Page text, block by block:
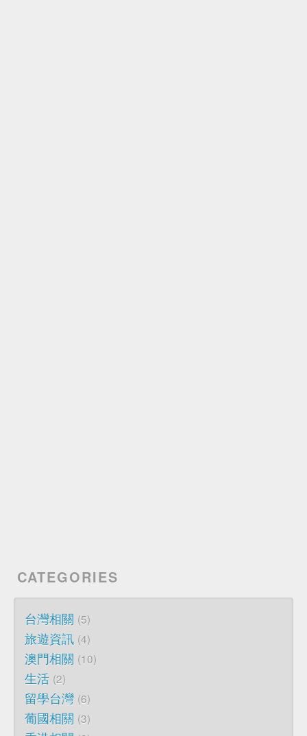
CATEGORIES
台灣相關 5
旅遊資訊 4
澳門相關 10
生活 2
留學台灣 6
葡國相關 3